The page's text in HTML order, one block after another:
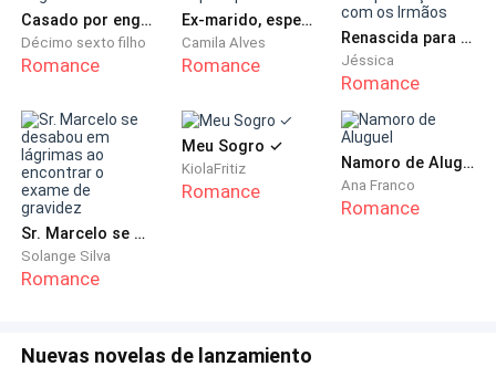
— Não, ainda não. Mas tenho certeza de que ela não
vai se atrasar muito. Deve estar terminando de se
arrumar e provavelmente já está a caminho —
Respondeu com confiança.
Sofia e eu encontramos um cantinho aconchegante
noite.
Casado por engano
Décimo sexto filho
Romance
Ex-marido, espere para ver
Camila Alves
Romance
Renascida para Romper Laços com os Irmãos
Jéssica
Romance
Sr. Marcelo se desabou em lágrimas ao encontrar o exame de gravidez
Solange Silva
Romance
Meu Sogro ✓
KiolaFritiz
Romance
Namoro de Aluguel
Ana Franco
Romance
Nuevas novelas de lanzamiento